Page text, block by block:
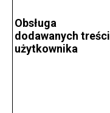
Obsługa
dodawanych treści
użytkownika